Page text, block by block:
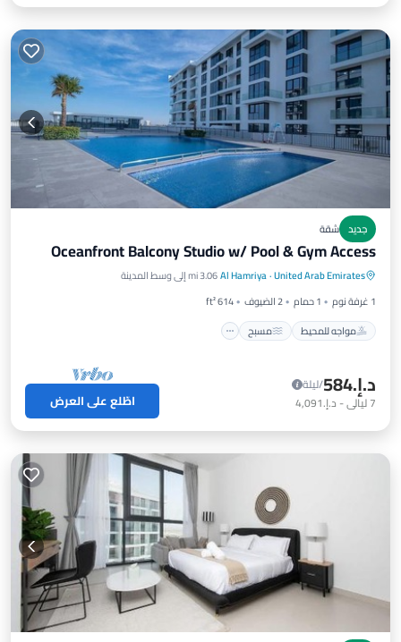
جديد شقة
Oceanfront Balcony Studio w/ Pool & Gym Access
United Arab Emirates
·
Al Hamriya3.06 mi إلى وسط المدينة
1 غرفة نوم
1 حمام 2 الضيوف
614 ft²
مواجه للمحيط
مسبح
مواجه للمحيط مسبح
إطلالة على المحيط
شرفة / تراس
د.إ.‏584
/ليلة
7ليالي- د.إ.‏4,091 اطّلع على العرض